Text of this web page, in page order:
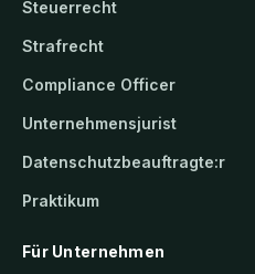
Steuerrecht
Strafrecht
Compliance Officer
Unternehmensjurist
Datenschutzbeauftragte:r
Praktikum
Für Unternehmen